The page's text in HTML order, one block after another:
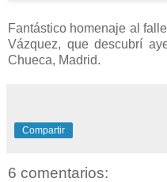
Fantástico homenaje al
Vázquez, que descubrí
Chueca, Madrid.
Compartir
6 comentarios: